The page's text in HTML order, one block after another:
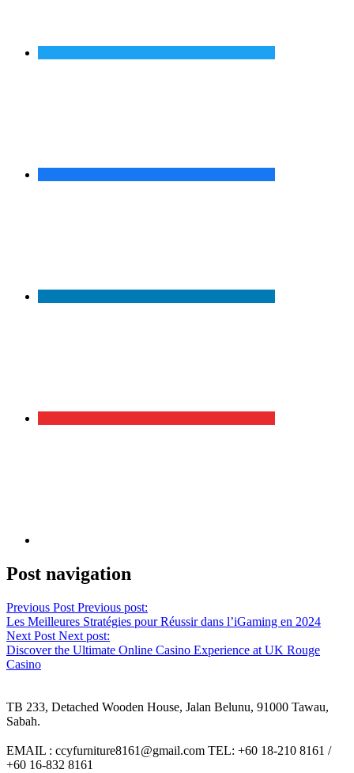
Post navigation
Previous Post Previous post:
Les Meilleures Stratégies pour Réussir dans l’iGaming en 2024
Next Post Next post:
Discover the Ultimate Online Casino Experience at UK Rouge
Casino
TB 233, Detached Wooden House, Jalan Belunu, 91000 Tawau,
Sabah.
EMAIL : ccyfurniture8161@gmail.com TEL: +60 18-210 8161 /
+60 16-832 8161